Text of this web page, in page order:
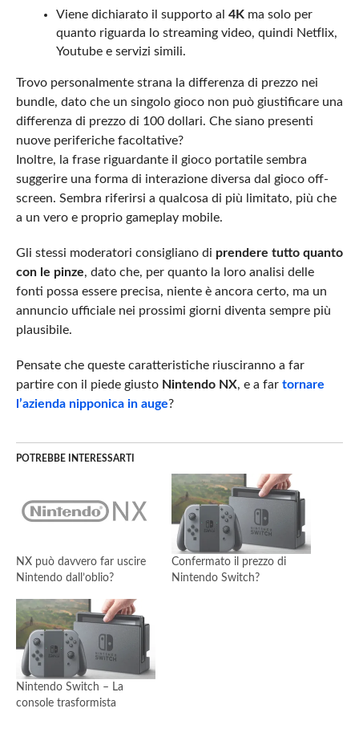
Viene dichiarato il supporto al 4Kma solo per
quanto riguarda lo streaming video, quindi Netflix,
Youtube e servizi simili.
Trovo personalmente strana la differenza di prezzo nei
bundle, dato che un singolo gioco non può giustificare una
differenza di prezzo di 100 dollari. Che siano presenti
nuove periferiche facoltative?
Inoltre, la frase riguardante il gioco portatile sembra
suggerire una forma di interazione diversa dal gioco off-
screen. Sembra riferirsi a qualcosa di più limitato, più che
a un vero e proprio gameplay mobile.
Gli stessi moderatori consigliano di prendere tutto quanto
con le pinze, dato che, per quanto la loro analisi delle
fonti possa essere precisa, niente è ancora certo, ma un
annuncio ufficiale nei prossimi giorni diventa sempre più
plausibile.
Pensate che queste caratteristiche riusciranno a far
partire con il piede giusto Nintendo NX, e a far tornare
l’azienda nipponica in auge?
POTREBBE INTERESSARTI
NX può davvero far uscire
Nintendo dall’oblio?
Confermato il prezzo di
Nintendo Switch?
Nintendo Switch – La
console trasformista